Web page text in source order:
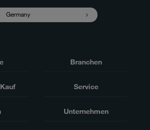
Germany
Branchen
Service
Unternehmen